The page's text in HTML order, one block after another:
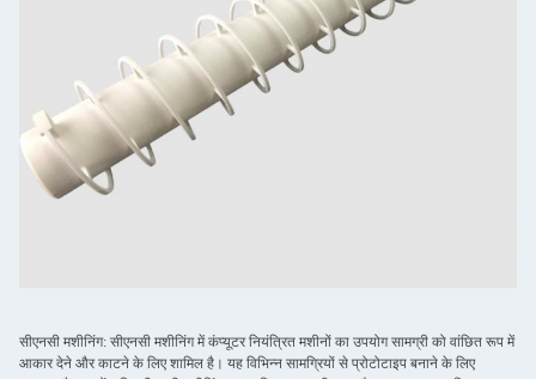
सीएनसी मशीनिंग: सीएनसी मशीनिंग में कंप्यूटर नियंत्रित मशीनों का उपयोग सामग्री को वांछित रूप में
आकार देने और काटने के लिए शामिल है। यह विभिन्न सामग्रियों से प्रोटोटाइप बनाने के लिए